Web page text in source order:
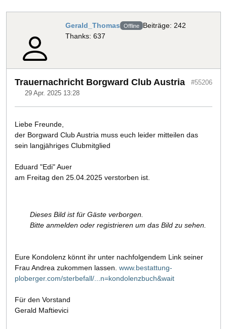
Gerald_Thomas Offline Beiträge: 242
Thanks: 637
Trauernachricht Borgward Club Austria
29 Apr. 2025 13:28
#55206
Liebe Freunde,
der Borgward Club Austria muss euch leider mitteilen das
sein langjähriges Clubmitglied
Eduard "Edi" Auer
am Freitag den 25.04.2025 verstorben ist.
Dieses Bild ist für Gäste verborgen.
Bitte anmelden oder registrieren um das Bild zu sehen.
Eure Kondolenz könnt ihr unter nachfolgendem Link seiner
Frau Andrea zukommen lassen. www.bestattung-
ploberger.com/sterbefall/...n=kondolenzbuch&wait
Für den Vorstand
Gerald Maftievici